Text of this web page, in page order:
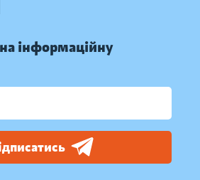
інформаційну